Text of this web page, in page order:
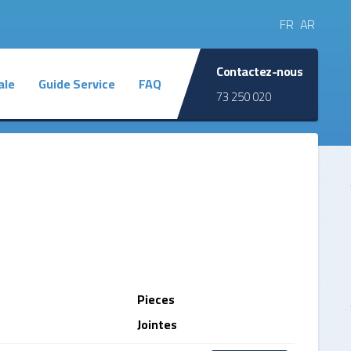
FR AR
et Social
Les commissions participatives
Guide Service
FAQ
Annonces
Contactez-nous
73 250 020
Pieces
Jointes